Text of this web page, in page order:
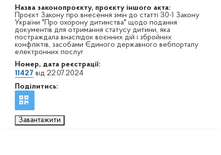
Назва законопроєкту, проєкту іншого акта:
Проєкт Закону про внесення змін до статті 30-1 Закону
України "Про охорону дитинства" щодо подання
документів для отримання статусу дитини, яка
постраждала внаслідок воєнних дій і збройних
конфліктів, засобами Єдиного державного вебпорталу
електронних послуг
Номер, дата реєстрації:
11427 від 22.07.2024
Поділитись:
Завантажити